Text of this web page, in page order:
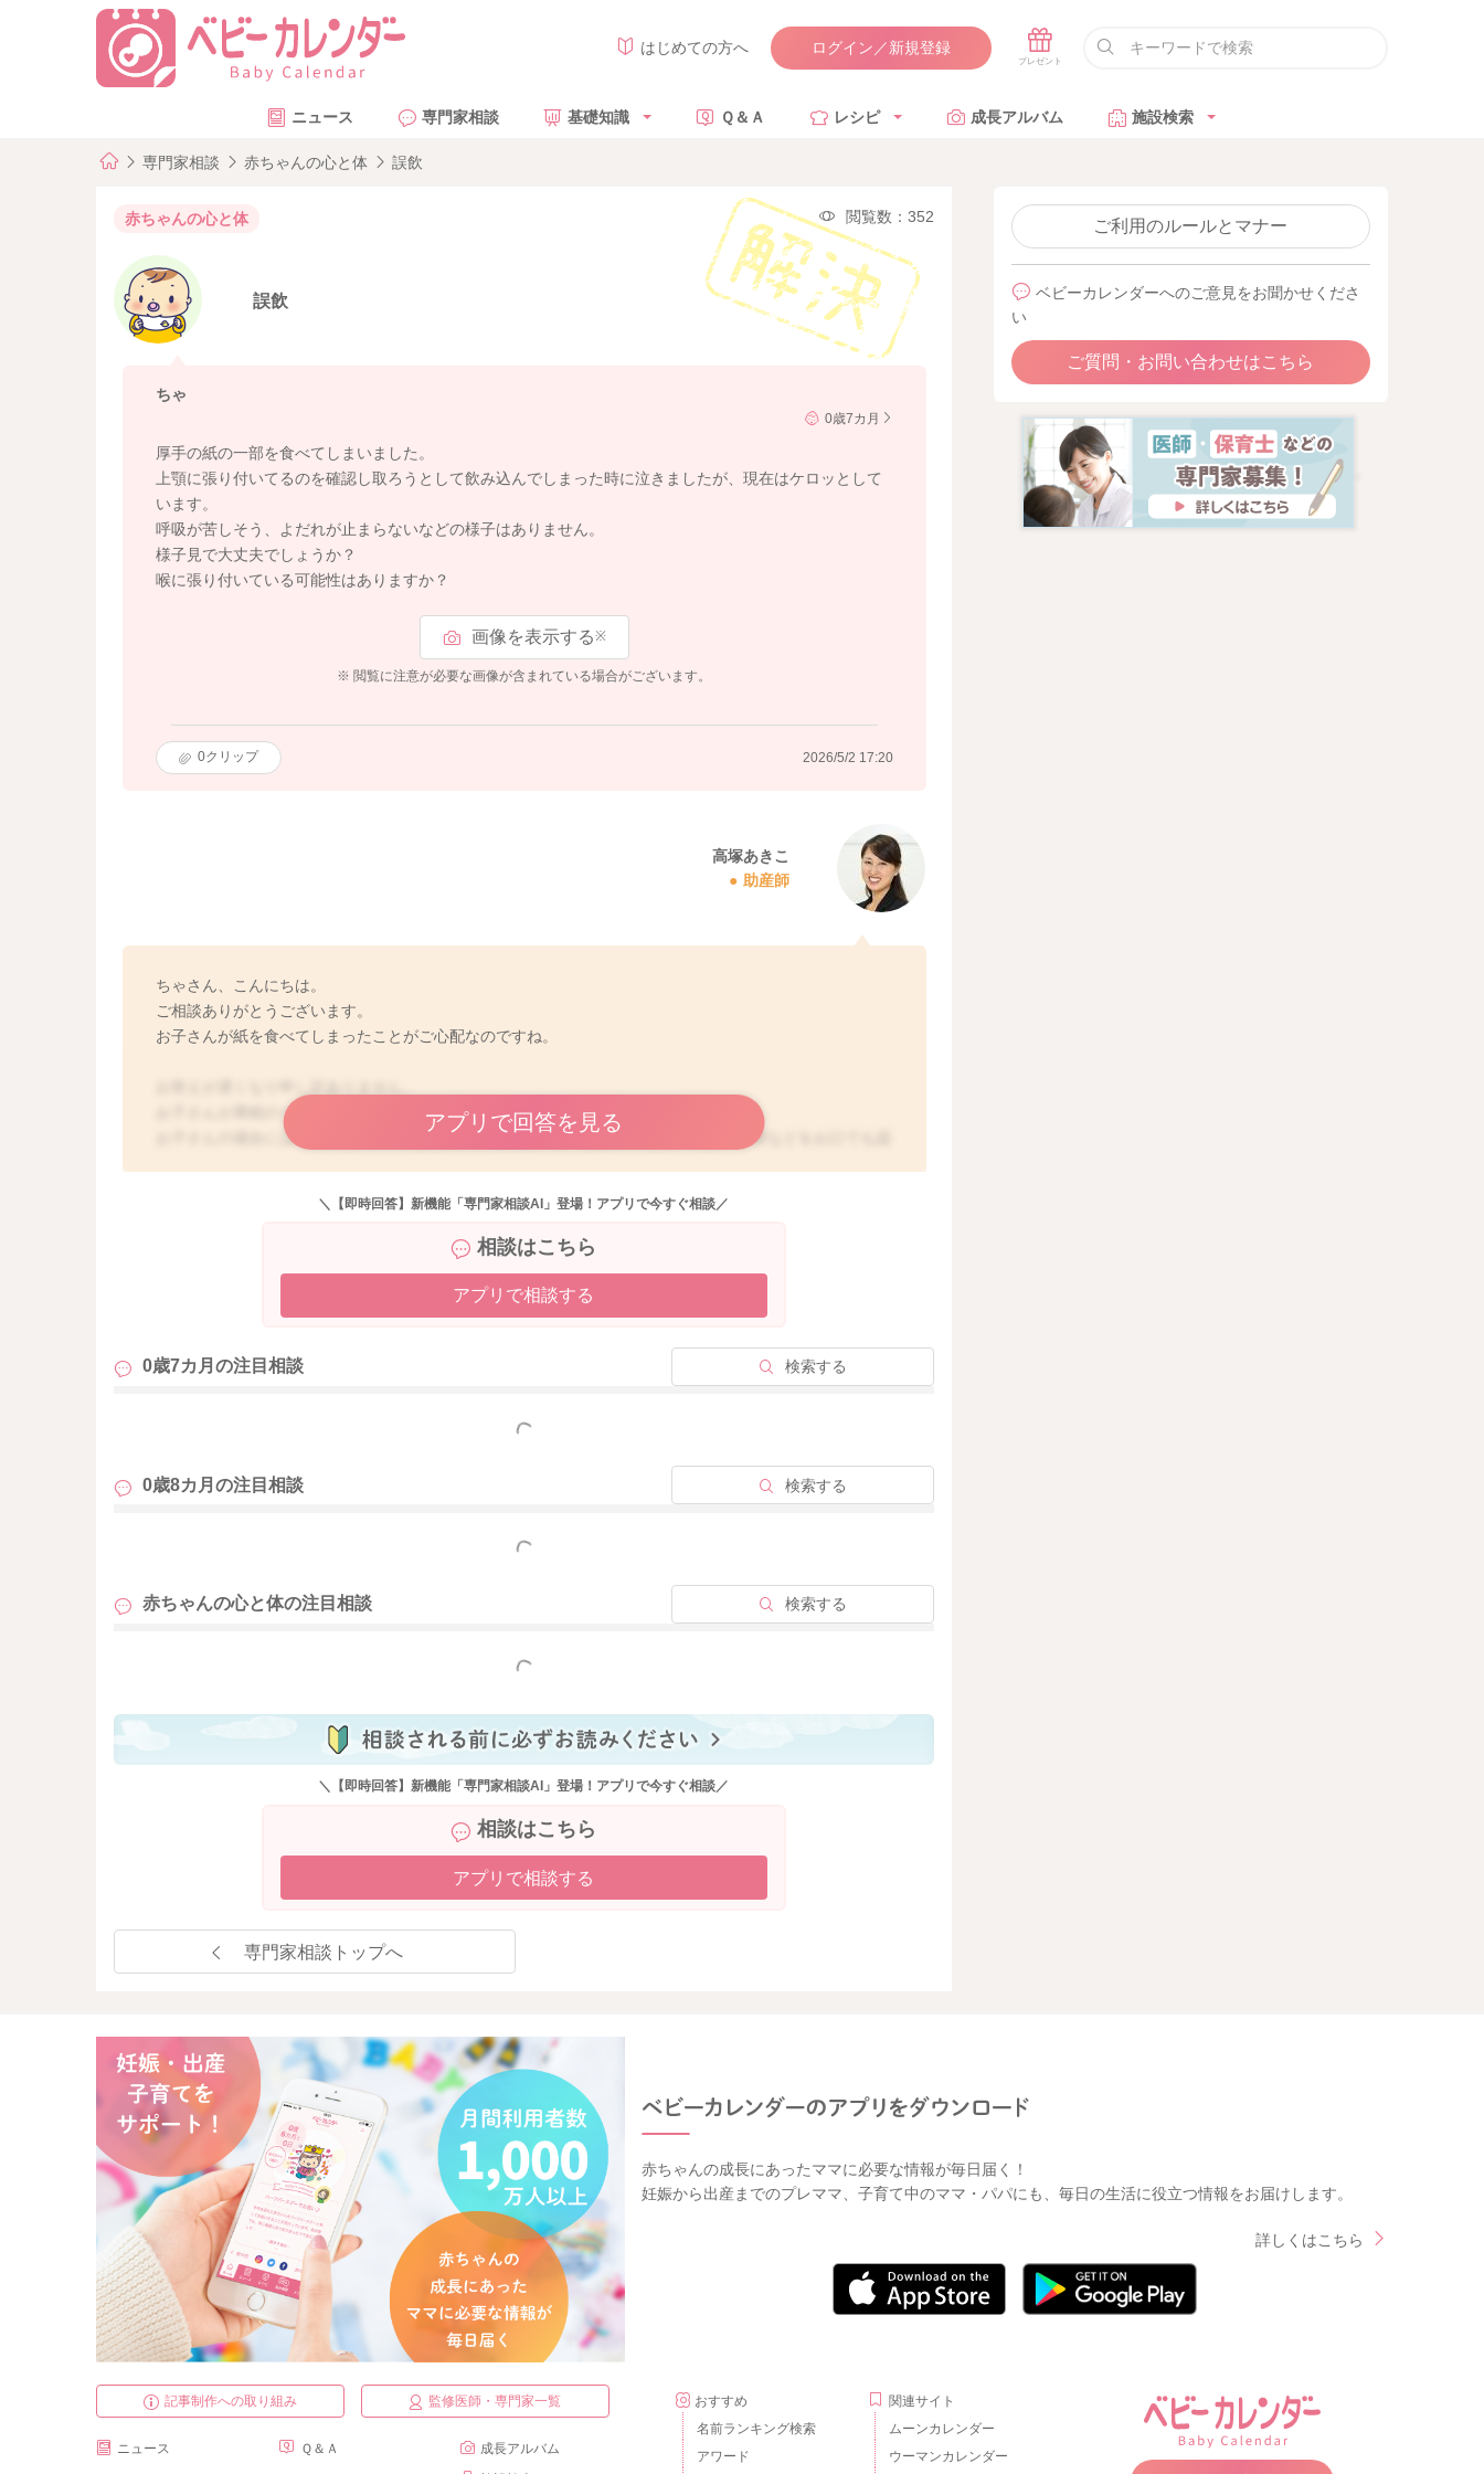
はじめての方へ ログイン／新規登録
ニュース 専門家相談 基礎知識 Ｑ＆Ａ レシピ 成長アルバム 施設検索
専門家相談 赤ちゃんの心と体 誤飲
赤ちゃんの心と体 閲覧数：352
誤飲
ちゃ
0歳7カ月
厚手の紙の一部を食べてしまいました。
上顎に張り付いてるのを確認し取ろうとして飲み込んでしまった時に泣きましたが、現在はケロッとして
います。
呼吸が苦しそう、よだれが止まらないなどの様子はありません。
様子見で大丈夫でしょうか？
喉に張り付いている可能性はありますか？
画像を表示する※
※ 閲覧に注意が必要な画像が含まれている場合がございます。
0クリップ 2026/5/2 17:20
高塚あきこ
助産師
ちゃさん、こんにちは。
ご相談ありがとうございます。
お子さんが紙を食べてしまったことがご心配なのですね。
お子さんが厚紙の一部を食べてしまったことがご心配なのですね。
お子さんの場合には、お口は第2の手とも言われるほど、様々なものの感触や硬さ、性状などをお口でも認
いものと悪いものの区別ができないので、2歳頃までは、身の回りのあらゆるものを口にされるのを見て、
ヒヤッとされたり、ご心配なお気持ちになることも多いと思います。なかなかこの時期に、お子さんの行
動を止めるということはなかなか出来ませんので、お子さんの身の回りに、誤飲してはいけないものを置
紙は少しなら食べてしまっても問題ないこともありますが、たくさん食べてしまうと、紙以外にもインク
お子さんのご様子が特にお変わりないのであれば、ご様子を見ていただいていいと思いますよ。
アプリで回答を見る
＼【即時回答】新機能「専門家相談AI」登場！アプリで今すぐ相談／
相談はこちら
アプリで相談する
0歳7カ月の注目相談 検索する
もっと見る
0歳8カ月の注目相談 検索する
もっと見る
赤ちゃんの心と体の注目相談 検索する
もっと見る
＼【即時回答】新機能「専門家相談AI」登場！アプリで今すぐ相談／
相談はこちら
アプリで相談する
専門家相談トップへ
ご利用のルールとマナー
ベビーカレンダーへのご意見をお聞かせくださ
い
ご質問・お問い合わせはこちら
赤ちゃんの成長にあったママに必要な情報が毎日届く！
妊娠から出産までのプレママ、子育て中のママ・パパにも、毎日の生活に役立つ情報をお届けします。
詳しくはこちら
記事制作への取り組み 監修医師・専門家一覧
ニュース Ｑ＆Ａ
成長アルバム
おすすめ
名前ランキング検索
アワード
関連サイト
ムーンカレンダー
ウーマンカレンダー